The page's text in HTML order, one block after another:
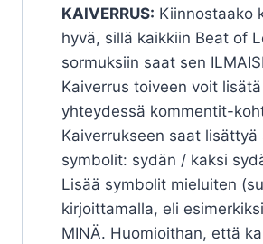
KAIVERRUS: Kiinnostaako
hyvä, sillä kaikkiin Beat of
sormuksiin saat sen
Kaiverrus toiveen voit
yhteydessä kommentit-
Kaiverrukseen saat lisättyä
symbolit: sydän / kaksi
Lisää symbolit mieluiten
kirjoittamalla, eli
MINÄ. Huomioithan, että